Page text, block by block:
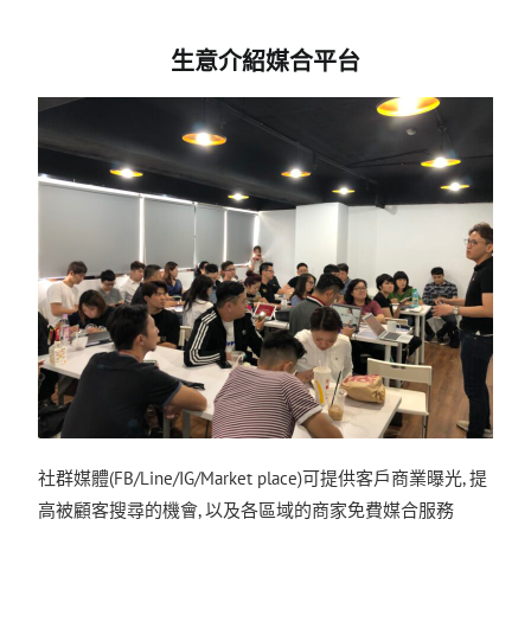
生意介紹媒合平台
社群媒體(FB/Line/IG/Market place)可提供客戶商業曝光, 提
高被顧客搜尋的機會, 以及各區域的商家免費媒合服務